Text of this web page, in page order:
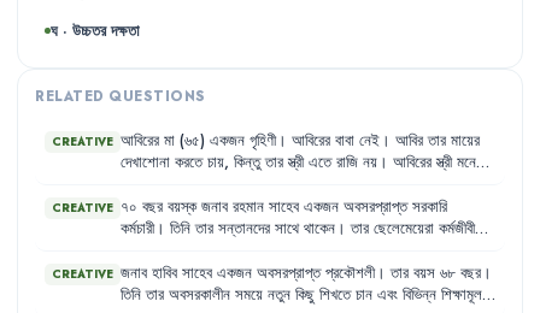
ঘ · উচ্চতর দক্ষতা
RELATED QUESTIONS
CREATIVE আবিরের মা (৬৫) একজন গৃহিণী। আবিরের বাবা নেই । আবির তার মায়ের
দেখাশোনা করতে চায়, কিন্তু তার স্ত্রী এতে রাজি নয় । আবিরের স্ত্রী মনে
CREATIVE ৭০ বছর বয়স্ক জনাব রহমান সাহেব একজন অবসরপ্রাপ্ত সরকারি
কর্মচারী। তিনি তার সন্তানদের সাথে থাকেন । তার ছেলেমেয়েরা কর্মজীবী
তাকে ঠিকমতো খাবার দেয় না এবং তার সাথে খারাপ ব্যবহার করে । রহমান
সাহেব মনে মনে কষ্ট পান কিন্তু কাউকে কিছু বলতে পারেন না।
CREATIVE জনাব হাবিব সাহেব একজন অবসরপ্রাপ্ত প্রকৌশলী। তার বয়স ৬৮ বছর ।
তিনি তার অবসরকালীন সময়ে নতুন কিছু শিখতে চান এবং বিভিন্ন শিক্ষামূলক